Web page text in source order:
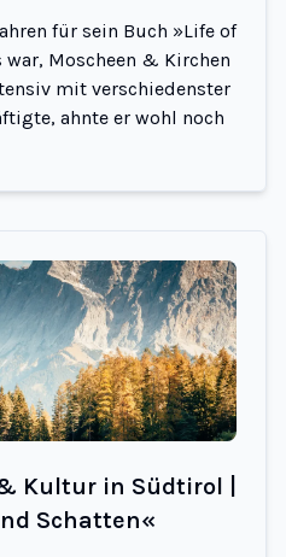
für sein Buch »Life of
Moscheen & Kirchen
mit verschiedenster
ahnte er wohl noch
Kultur in Südtirol |
Schatten«